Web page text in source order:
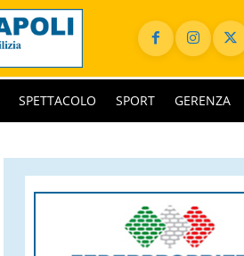
SPETTACOLO SPORT GERENZA